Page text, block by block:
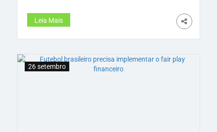
a classificação rumo à Copa do Mundo de 2026.
Confira os convocados!
#SeleçãoBrasileira
#Eliminatórias2026
Leia Mais
26 setembro